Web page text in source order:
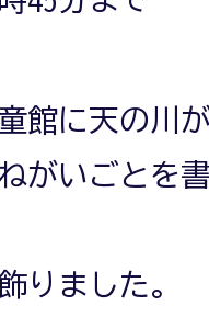
館に天の川
がいごとを
りました。